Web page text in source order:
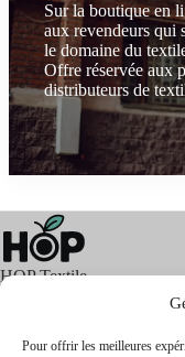
Pour offrir les meilleures
Sur la boutique en
aux revendeurs qui
le domaine du
Offre réservée aux
distributeurs de
HOP Textile